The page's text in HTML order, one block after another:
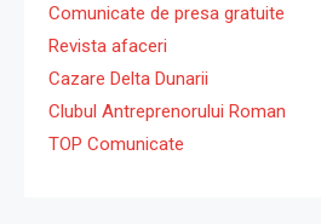
Comunicate de presa gratuite
Revista afaceri
Cazare Delta Dunarii
Clubul Antreprenorului Roman
TOP Comunicate